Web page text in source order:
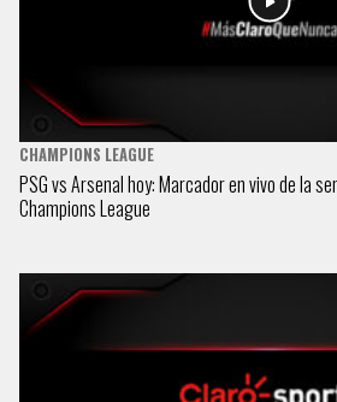
CHAMPIONS LEAGUE
PSG vs Arsenal hoy: Marcador en vivo de la
Champions League